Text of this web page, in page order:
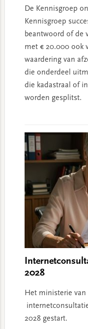
De Kennisgroep
Kennisgroep
beantwoord of de
met € 20.000 ook
waardering van
die onderdeel
die kadastraal of
worden gesplitst.
2028
Het ministerie van
2028 gestart.